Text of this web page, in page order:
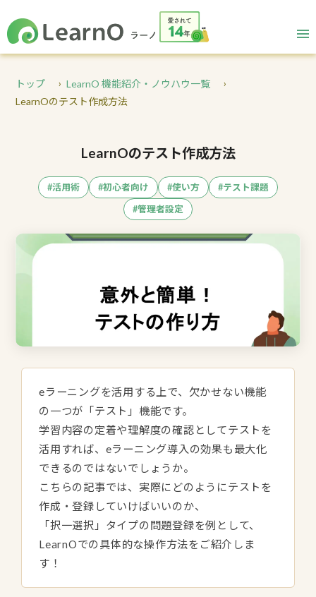
トップ
LearnO 機能紹介・ノウハウ一覧
LearnOのテスト作成方法
LearnOのテスト作成方法
#活用術 #初心者向け #使い方
#テスト課題
#管理者設定
eラーニングを活用する上で、欠かせない機能
の一つが「テスト」機能です。
学習内容の定着や理解度の確認としてテストを
活用すれば、eラーニング導入の効果も最大化
できるのではないでしょうか。
こちらの記事では、実際にどのようにテストを
作成・登録していけばいいのか、
「択一選択」タイプの問題登録を例として、
LearnOでの具体的な操作方法をご紹介しま
す！